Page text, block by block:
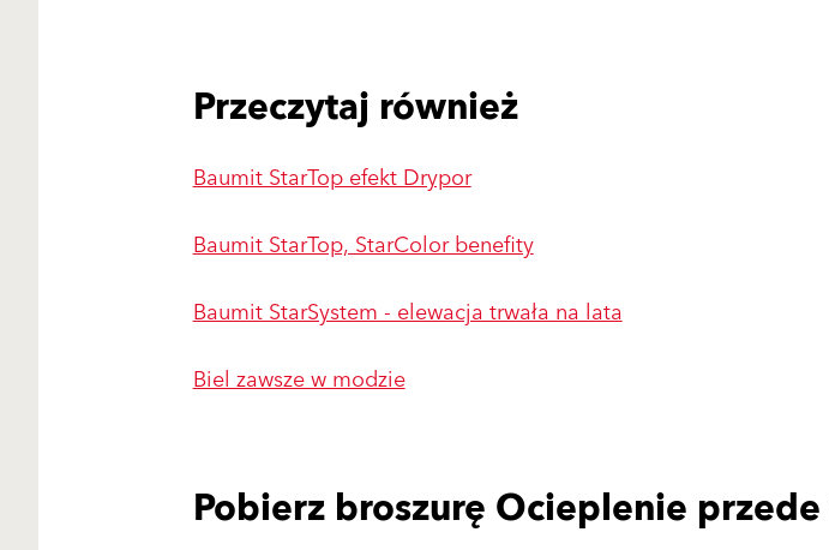
Przeczytaj również
Baumit StarTop efekt Drypor
Baumit StarTop, StarColor benefity
Baumit StarSystem - elewacja trwała na lata
Biel zawsze w modzie
Pobierz broszurę Ocieplenie